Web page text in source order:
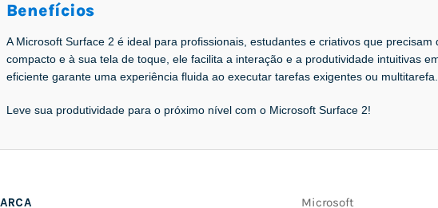
Benefícios
A Microsoft Surface 2 é ideal para profissionais, estudantes e criativos que
compacto e à sua tela de toque, ele facilita a interação e a produtividade intuitivas
eficiente garante uma experiência fluida ao executar tarefas exigentes ou multitarefa.
Leve sua produtividade para o próximo nível com o Microsoft Surface 2!
Microsoft